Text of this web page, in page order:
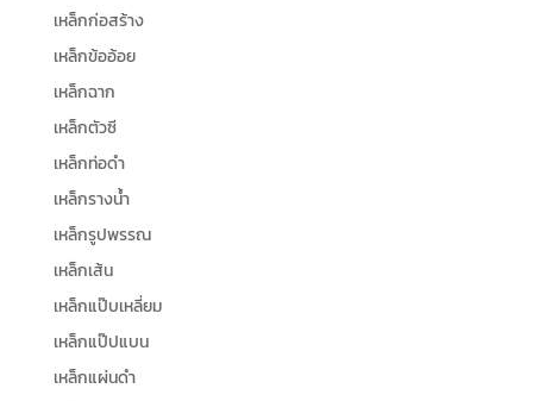
เหล็กก่อสร้าง
เหล็กข้ออ้อย
เหล็กฉาก
เหล็กตัวซี
เหล็กท่อดำ
เหล็กรางน้ำ
เหล็กรูปพรรณ
เหล็กเส้น
เหล็กแป๊บเหลี่ยม
เหล็กแป๊ปแบน
เหล็กแผ่นดำ